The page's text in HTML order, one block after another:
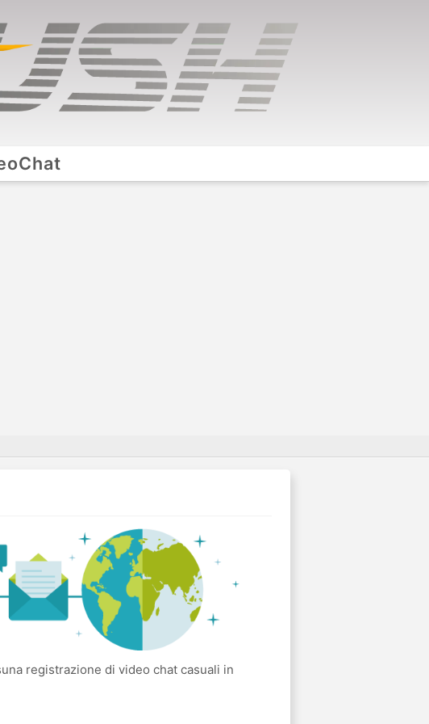
registrazione di video chat casuali in